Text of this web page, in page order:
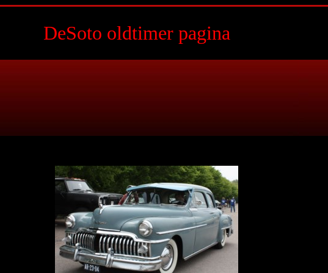
DeSoto oldtimer pagina